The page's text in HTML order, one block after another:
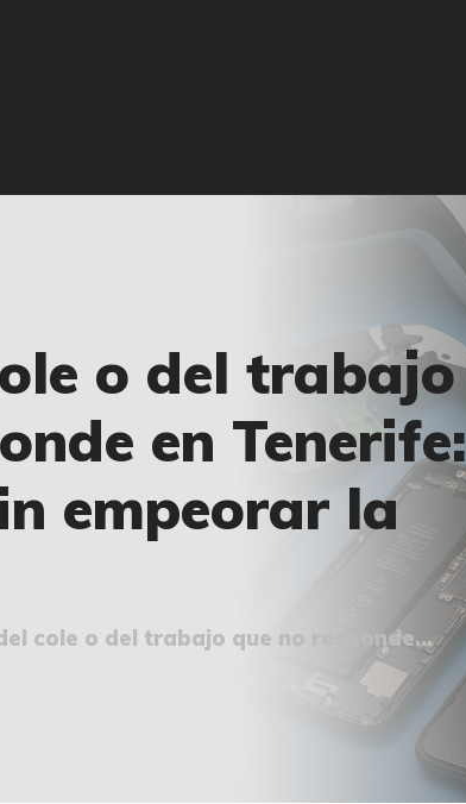
o del trabajo
en Tenerife:
empeorar la
cole o del trabajo que no responde...
ADICIONALES
📞 CONTACTOS
✅ UBICACIONES
📝 BLOG
¿QUIÉNES SOMOS?
PRIVACIDAD